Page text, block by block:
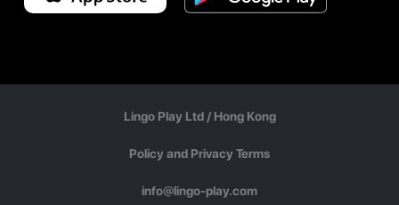
Lingo Play Ltd / Hong Kong
Policy and Privacy Terms
info@lingo-play.com